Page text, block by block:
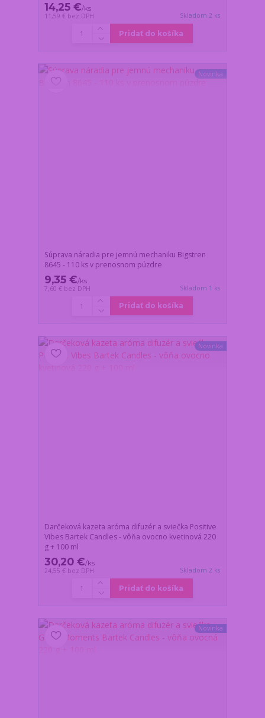
14,25 €/ks
11,59 € bez DPH Skladom 2 ks
Pridať do košíka
Novinka
Súprava náradia pre jemnú mechaniku Bigstren
8645 - 110 ks v prenosnom púzdre
9,35 €/ks
7,60 € bez DPH Skladom 1 ks
Pridať do košíka
Novinka
Darčeková kazeta aróma difuzér a sviečka Positive
Vibes Bartek Candles - vôňa ovocno kvetinová 220
g + 100 ml
30,20 €/ks
24,55 € bez DPH Skladom 2 ks
Pridať do košíka
Novinka